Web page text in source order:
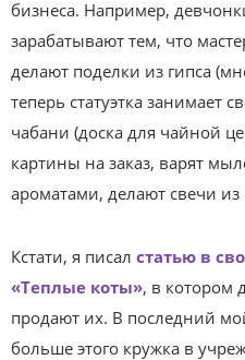
бизнеса. Например,
зарабатывают тем, что
делают поделки из гипса
теперь статуэтка занимает
чабани (доска для чайной
картины на заказ, варят
ароматами, делают свечи из
Кстати, я писал статью в
«Теплые коты», в котором
продают их. В последний
больше этого кружка в